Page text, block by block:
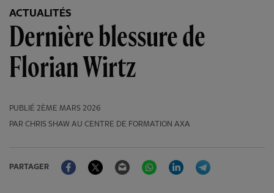
ACTUALITÉS
Dernière blessure de
Florian Wirtz
PUBLIÉ 2ÈME MARS 2026
PAR CHRIS SHAW AU CENTRE DE FORMATION AXA
PARTAGER
FacebookTwitter Email WhatsAppLinkedIn